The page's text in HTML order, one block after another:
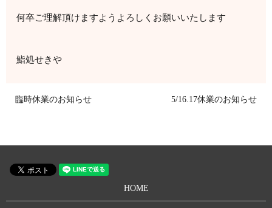
何卒ご理解頂けますようよろしくお願いいたします
鮨処せきや
臨時休業のお知らせ 5/16.17休業のお知らせ
HOME